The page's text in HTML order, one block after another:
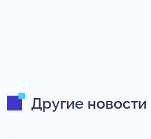
Другие